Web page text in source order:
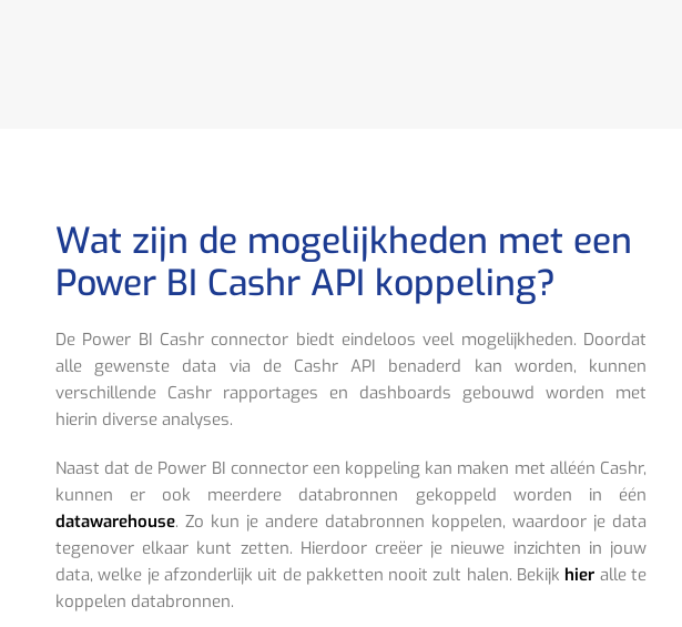
Wat zijn de mogelijkheden met een
Power BI Cashr API koppeling?
De Power BI Cashr connector biedt eindeloos veel mogelijkheden. Doordat
alle gewenste data via de Cashr API benaderd kan worden, kunnen
verschillende Cashr rapportages en dashboards gebouwd worden met
hierin diverse analyses.
Naast dat de Power BI connector een koppeling kan maken met alléén Cashr,
kunnen er ook meerdere databronnen gekoppeld worden in één
datawarehouse. Zo kun je andere databronnen koppelen, waardoor je data
tegenover elkaar kunt zetten. Hierdoor creëer je nieuwe inzichten in jouw
data, welke je afzonderlijk uit de pakketten nooit zult halen. Bekijk hier alle te
koppelen databronnen.